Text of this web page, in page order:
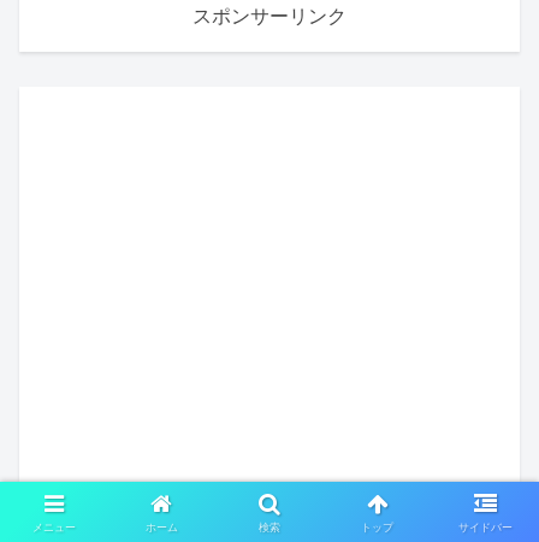
スポンサーリンク
メニュー ホーム 検索 トップ サイドバー